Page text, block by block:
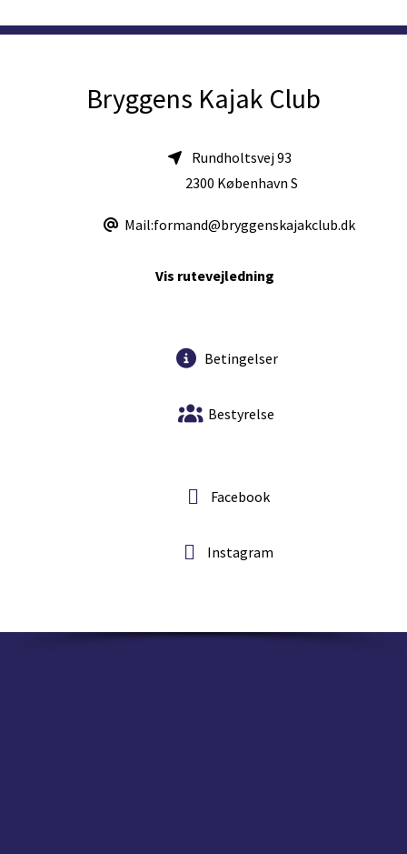
Bryggens Kajak Club
Rundholtsvej 93
2300 København S
Mail:formand@bryggenskajakclub.dk
Vis rutevejledning
Betingelser
Bestyrelse
Facebook
Instagram